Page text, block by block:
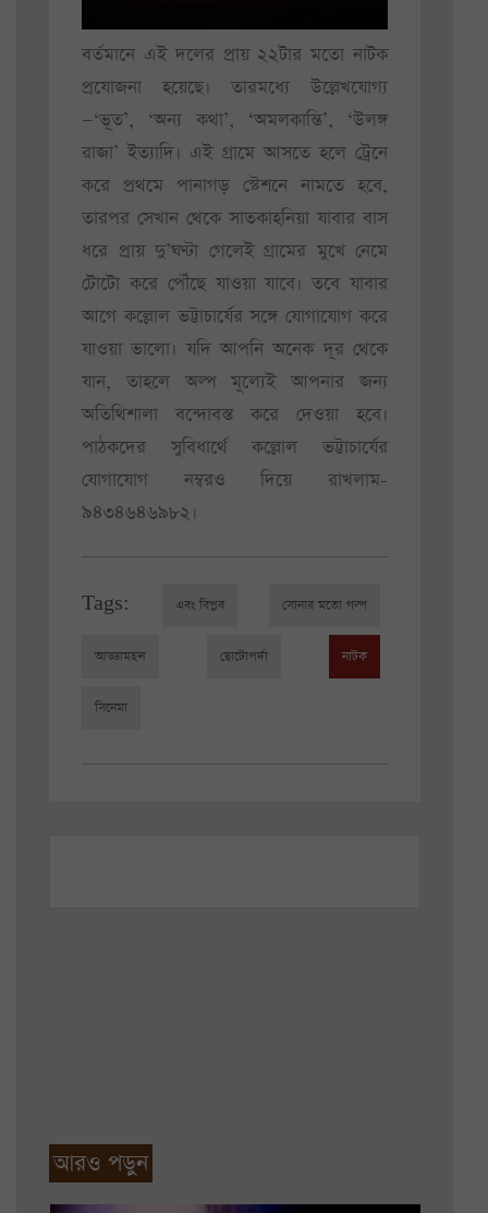
বর্তমানে এই দলের প্রায় ২২টার মতো নাটক
প্রযোজনা হয়েছে। তারমধ্যে উল্লেখযোগ্য
—‘ভূত’, ‘অন্য কথা’, ‘অমলকান্তি’, ‘উলঙ্গ
রাজা’ ইত্যাদি। এই গ্রামে আসতে হলে ট্রেনে
করে প্রথমে পানাগড় স্টেশনে নামতে হবে,
তারপর সেখান থেকে সাতকাহনিয়া যাবার বাস
ধরে প্রায় দু’ঘণ্টা গেলেই গ্রামের মুখে নেমে
টোটো করে পৌঁছে যাওয়া যাবে। তবে যাবার
আগে কল্লোল ভট্টাচার্যের সঙ্গে যোগাযোগ করে
যাওয়া ভালো। যদি আপনি অনেক দূর থেকে
যান, তাহলে অল্প মূল্যেই আপনার জন্য
অতিথিশালা বন্দোবস্ত করে দেওয়া হবে।
পাঠকদের সুবিধার্থে কল্লোল ভট্টাচার্যের
যোগাযোগ নম্বরও দিয়ে রাখলাম-
৯৪৩৪৬৪৬৯৮২।
Tags: এবং বিপ্লব সোনার মতো গল্প
আড্ডামহল ছোটোপর্দা নাটক
সিনেমা
আরও পড়ুন